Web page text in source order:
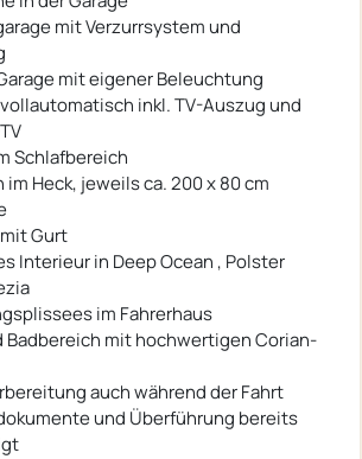
mit Verzurrsystem und
mit eigener Beleuchtung
inkl. TV-Auszug und
Schlafbereich
Heck, jeweils ca. 200 x 80 cm
Gurt
Interieur in Deep Ocean , Polster
im Fahrerhaus
Badbereich mit hochwertigen Corian-
auch während der Fahrt
und Überführung bereits